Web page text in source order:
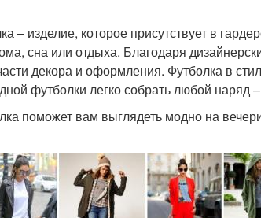
– изделие, которое присутствует в
сна или отдыха. Благодаря
декора и оформления. Футболка в
футболки легко собрать любой наряд –
поможет вам выглядеть модно на